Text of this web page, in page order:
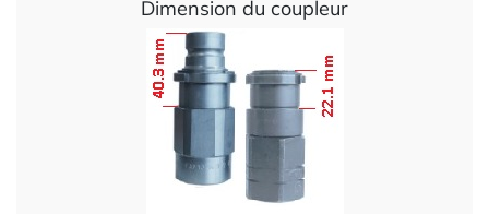
Dimension du coupleur